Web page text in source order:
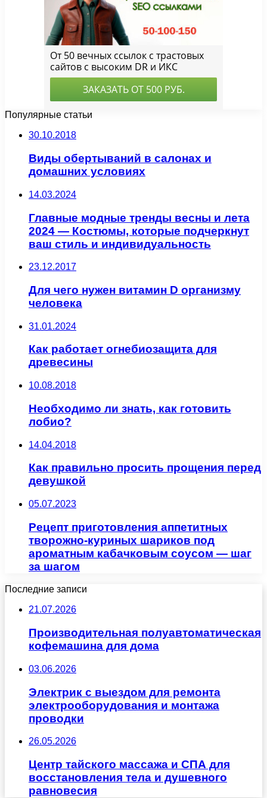
Популярные статьи
30.10.2018
Виды обертываний в салонах и
домашних условиях
14.03.2024
Главные модные тренды весны и лета
2024 — Костюмы, которые подчеркнут
ваш стиль и индивидуальность
23.12.2017
Для чего нужен витамин D организму
человека
31.01.2024
Как работает огнебиозащита для
древесины
10.08.2018
Необходимо ли знать, как готовить
лобио?
14.04.2018
Как правильно просить прощения перед
девушкой
05.07.2023
Рецепт приготовления аппетитных
творожно-куриных шариков под
ароматным кабачковым соусом — шаг
за шагом
Последние записи
21.07.2026
Производительная полуавтоматическая
кофемашина для дома
03.06.2026
Электрик с выездом для ремонта
электрооборудования и монтажа
проводки
26.05.2026
Центр тайского массажа и СПА для
восстановления тела и душевного
равновесия